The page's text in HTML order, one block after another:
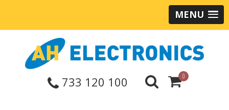
MENU
733 120 100 0